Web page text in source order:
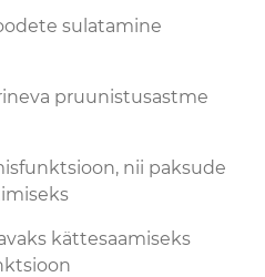
sulatamine
pruunistusastme
nii paksude
kättesaamiseks